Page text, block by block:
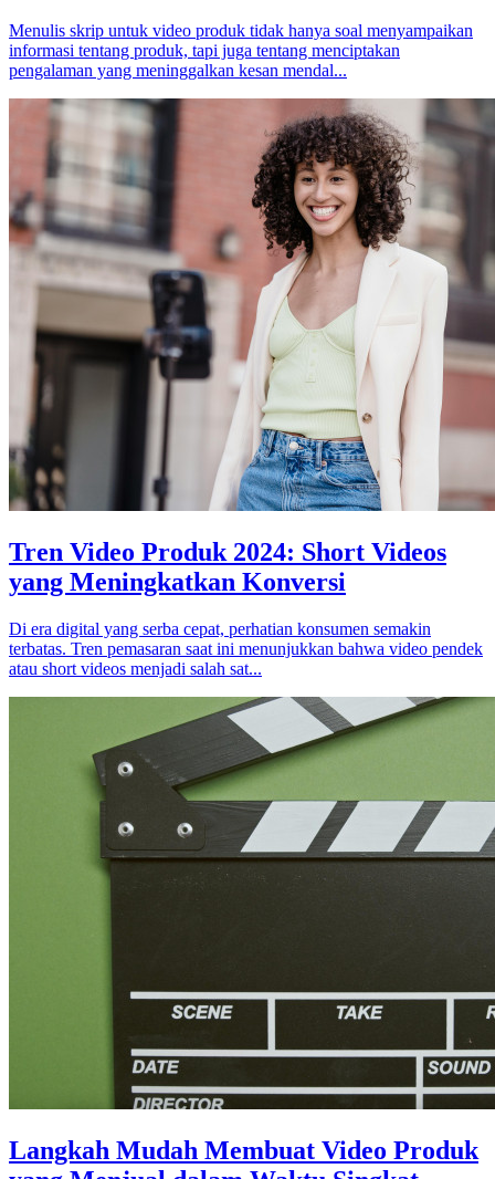
Menulis skrip untuk video produk tidak hanya soal menyampaikan
informasi tentang produk, tapi juga tentang menciptakan
pengalaman yang meninggalkan kesan mendal...
Tren Video Produk 2024: Short Videos
yang Meningkatkan Konversi
Di era digital yang serba cepat, perhatian konsumen semakin
terbatas. Tren pemasaran saat ini menunjukkan bahwa video pendek
atau short videos menjadi salah sat...
Langkah Mudah Membuat Video Produk